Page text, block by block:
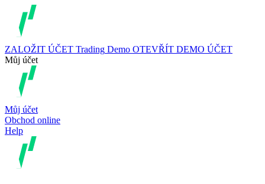
ZALOŽIT ÚČET Trading Demo OTEVŘÍT DEMO ÚČET
Můj účet
Můj účet
Obchod online
Help